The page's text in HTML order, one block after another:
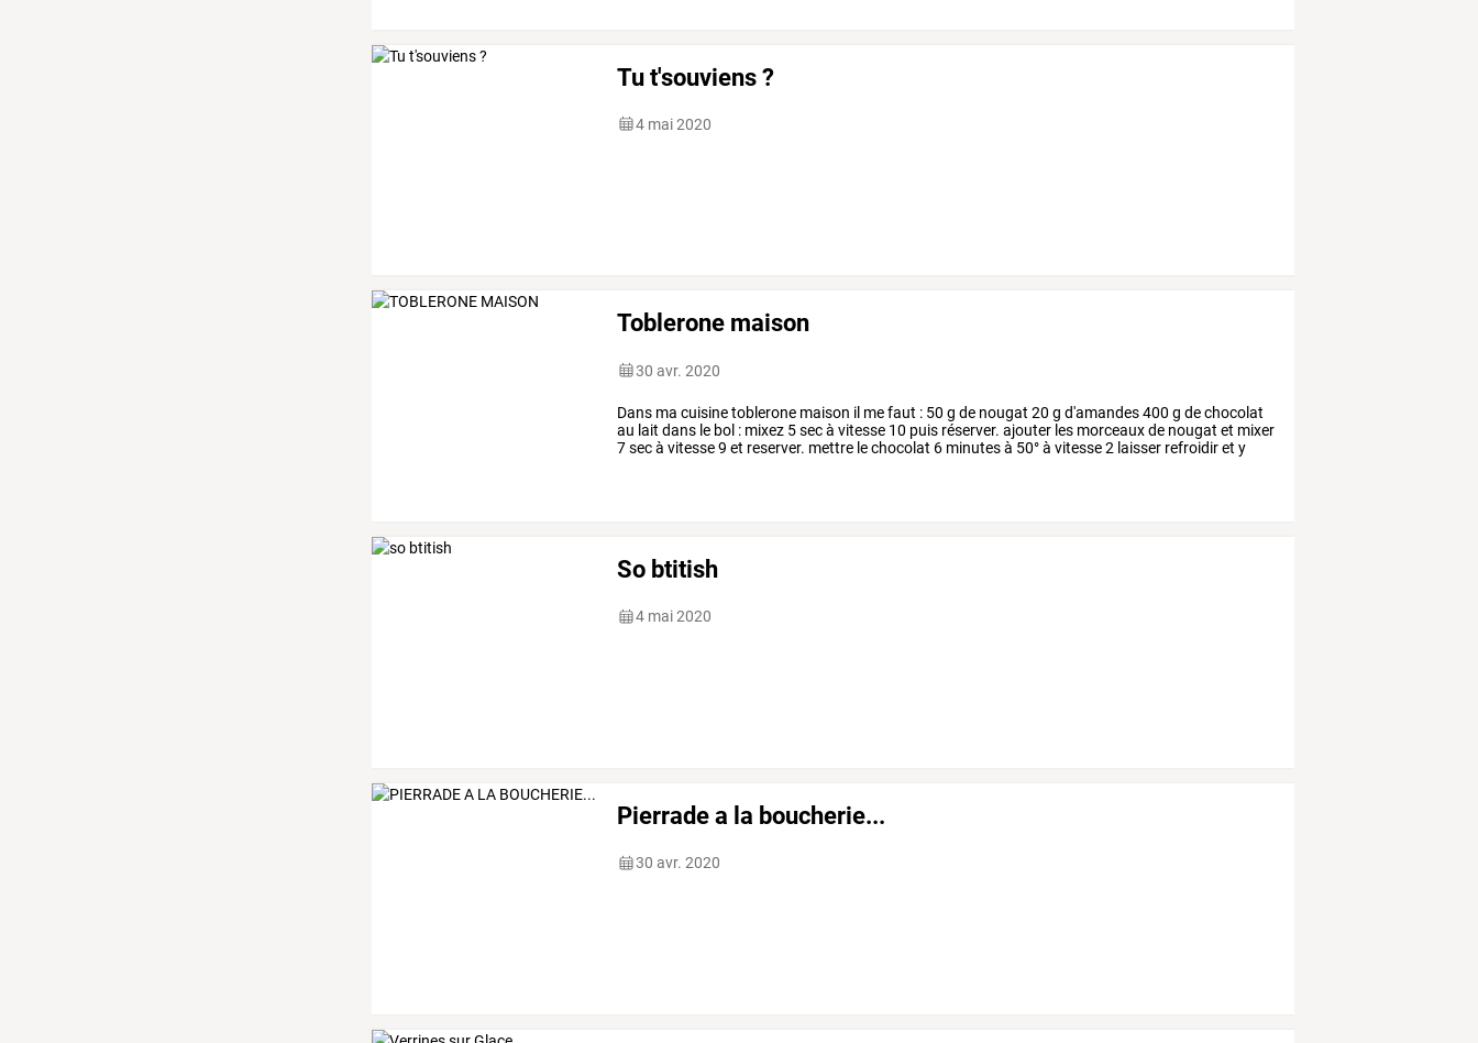
Tu t'souviens ?
4 mai 2020
Toblerone maison
30 avr. 2020
Dans ma cuisinetoblerone maison il mefaut : 50 g de nougat 20 g d'amandes400 g dechocolat
au lait dans le bol : mixez 5secà vitesse 10 puis réserver. ajouter les morceauxde nougat et mixer
7secà vitesse9 et reserver. mettre lechocolat 6 minutesà 50°à vitesse2 laisser refroidiret y
So btitish
4 mai 2020
Pierrade a la boucherie...
30 avr. 2020